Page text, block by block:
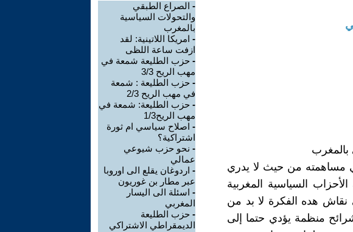
بالمغرب
مساهمته من حيث لا يدري
السياسية المغربية
هده الفكرة لا بد من
منظمة يؤدي حتما إلى
- الصراع الطبقي
والتحولات السياسية
بالمغرب
- امريكا اللاتينية: لقد
ازفت ساعة اللظى
- حزب الطليعة شمعة في
مهب الريح 3/3
- حزب الطليعة : شمعة
في مهب الريح 2/3
- حزب الطليعة: شمعة في
مهب الريح1/3
- اصلاح سياسي ام ثورة
اشتراكية؟
- نحو حزب شيوعي
عمالي
- اردوغان يقلع الى اوروبا
عبر مطار بن غوريون
- اسئلة الى اليسار
المغربي
- حزب الطليعة
الديمقراطي الاشتراكي